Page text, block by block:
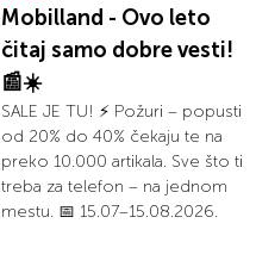
Mobilland - Ovo leto
čitaj samo dobre vesti!
📰☀️
SALE JE TU! ⚡ Požuri – popusti
od 20% do 40% čekaju te na
preko 10.000 artikala. Sve što ti
treba za telefon – na jednom
mestu. 📅 15.07–15.08.2026.